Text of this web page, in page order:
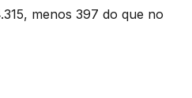
menos 397 do que no